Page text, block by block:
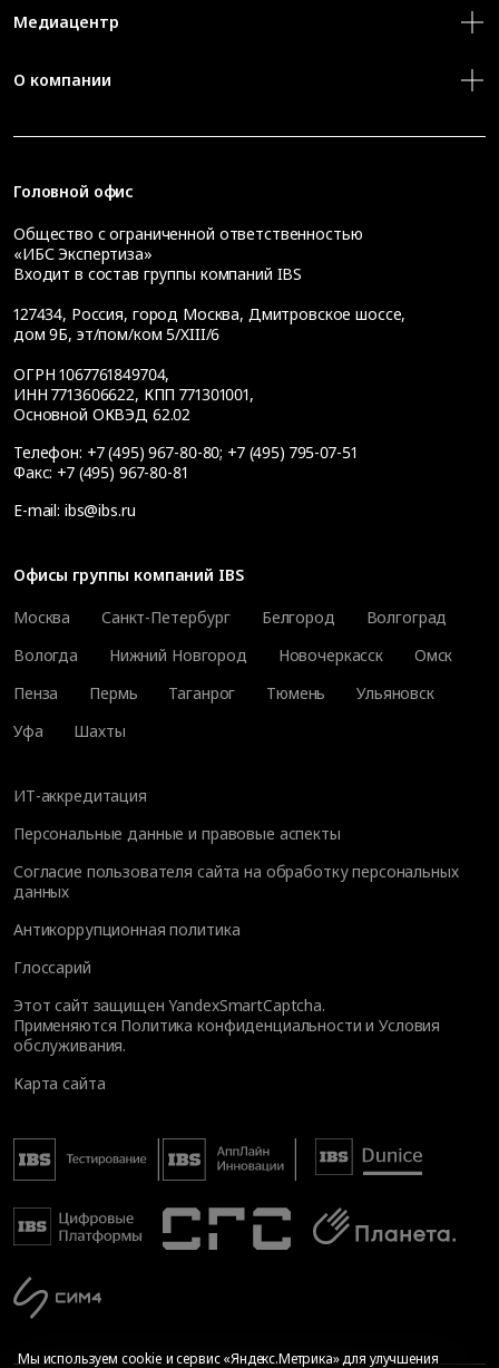
Медиацентр
О компании
Головной офис
Общество с ограниченной ответственностью
«ИБС Экспертиза»
Входит в состав группы компаний IBS
127434, Россия, город Москва, Дмитровское шоссе,
дом 9Б, эт/пом/ком 5/XIII/6
ОГРН 1067761849704,
ИНН 7713606622, КПП 771301001,
Основной ОКВЭД 62.02
Телефон: +7 (495) 967-80-80; +7 (495) 795-07-51
Факс: +7 (495) 967-80-81
E-mail: ibs@ibs.ru
Офисы группы компаний IBS
Москва
Санкт-Петербург Белгород
Волгоград
Вологда
Нижний Новгород Новочеркасск
Омск
Пенза
Пермь Таганрог Тюмень
Ульяновск
Уфа
Шахты
ИТ-аккредитация
Персональные данные и правовые аспекты
Согласие пользователя сайта на обработку персональных
данных
Антикоррупционная политика
Глоссарий
Этот сайт защищен YandexSmartCaptcha.
Применяются Политика конфиденциальности иУсловия
обслуживания.
Карта сайта
Мы используем cookie и сервис «Яндекс.Метрика» для улучшения